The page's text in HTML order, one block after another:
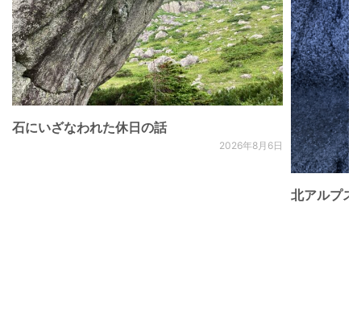
石にいざなわれた休日の話
2026年8月6日
北アルプ